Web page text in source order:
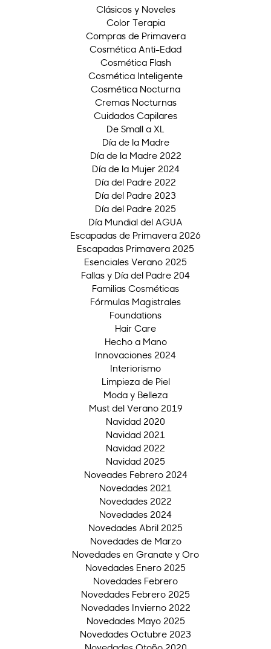
Clásicos y Noveles
Color Terapia
Compras de Primavera
Cosmética Anti-Edad
Cosmética Flash
Cosmética Inteligente
Cosmética Nocturna
Cremas Nocturnas
Cuidados Capilares
De Small a XL
Día de la Madre
Día de la Madre 2022
Día de la Mujer 2024
Día del Padre 2022
Día del Padre 2023
Día del Padre 2025
Día Mundial del AGUA
Escapadas de Primavera 2026
Escapadas Primavera 2025
Esenciales Verano 2025
Fallas y Día del Padre 204
Familias Cosméticas
Fórmulas Magistrales
Foundations
Hair Care
Hecho a Mano
Innovaciones 2024
Interiorismo
Limpieza de Piel
Moda y Belleza
Must del Verano 2019
Navidad 2020
Navidad 2021
Navidad 2022
Navidad 2025
Noveades Febrero 2024
Novedades 2021
Novedades 2022
Novedades 2024
Novedades Abril 2025
Novedades de Marzo
Novedades en Granate y Oro
Novedades Enero 2025
Novedades Febrero
Novedades Febrero 2025
Novedades Invierno 2022
Novedades Mayo 2025
Novedades Octubre 2023